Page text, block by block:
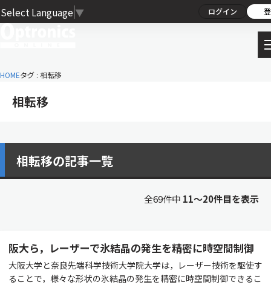
Select Language ▼ ログイン
HOMEタグ : 相転移
相転移
相転移の記事一覧
全69件中 11〜20件目を表示
阪大ら，レーザーで氷結晶の発生を精密に時空間制御
大阪大学と奈良先端科学技術大学院大学は，レーザー技術を駆使す
ることで，様々な形状の氷結晶の発生を精密に時空間制御できるこ